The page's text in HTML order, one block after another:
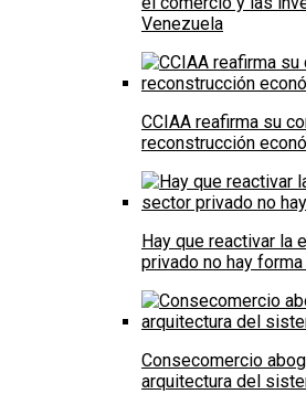
Venezuela
CCIAA reafirma su
reconstrucción
Hay que reactivar la
privado no hay
Consecomercio
arquitectura del